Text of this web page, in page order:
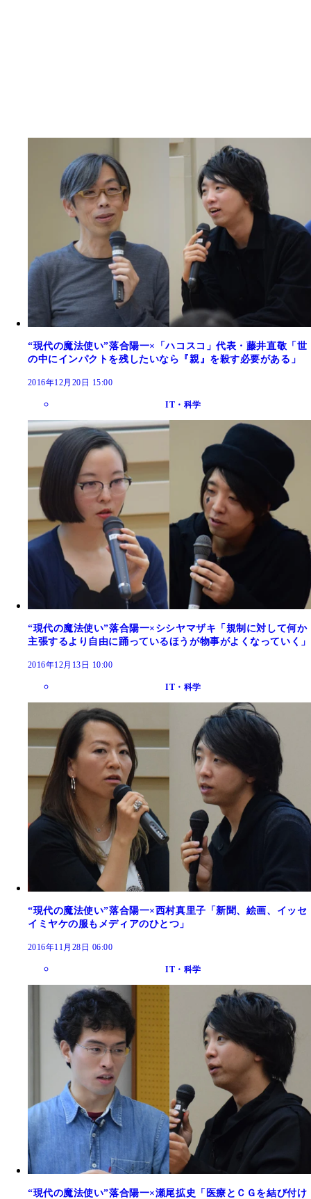
“現代の魔法使い”落合陽一×「ハコスコ」代表・藤井直敬「世
の中にインパクトを残したいなら『親』を殺す必要がある」
2016年12月20日 15:00
IT・科学
“現代の魔法使い”落合陽一×シシヤマザキ「規制に対して何か
主張するより自由に踊っているほうが物事がよくなっていく」
2016年12月13日 10:00
IT・科学
“現代の魔法使い”落合陽一×西村真里子「新聞、絵画、イッセ
イミヤケの服もメディアのひとつ」
2016年11月28日 06:00
IT・科学
“現代の魔法使い”落合陽一×瀬尾拡史「医療とＣＧを結び付け